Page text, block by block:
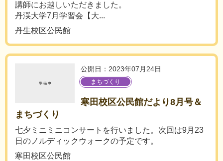
講師にお越しいただきました。
丹渓大学7月学習会【大...
丹生校区公民館
公開日：2023年07月24日
まちづくり
寒田校区公民館だより8月号＆
まちづくり
七夕ミニミニコンサートを行いました。次回は9月23
日のノルディックウォークの予定です。
寒田校区公民館